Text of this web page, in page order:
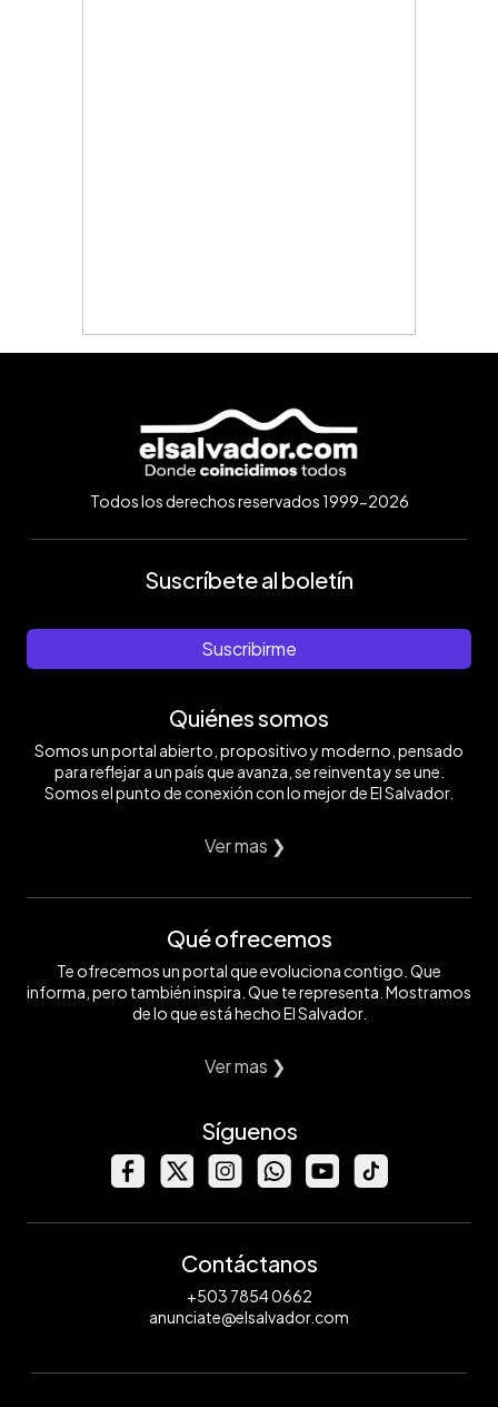
Todos los derechos reservados 1999-2026
Suscríbete al boletín
Suscribirme
Quiénes somos
Somos un portal abierto, propositivo y moderno, pensado
para reflejar a un país que avanza, se reinventa y se une.
Somos el punto de conexión con lo mejor de El Salvador.
Ver mas ❯
Qué ofrecemos
Te ofrecemos un portal que evoluciona contigo. Que
informa, pero también inspira. Que te representa. Mostramos
de lo que está hecho El Salvador.
Ver mas ❯
Síguenos
Contáctanos
+503 7854 0662
anunciate@elsalvador.com